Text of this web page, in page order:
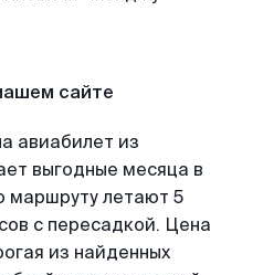
сайте
авиабилет из
выгодные месяца в
маршруту летают 5
с пересадкой. Цена
из найденных